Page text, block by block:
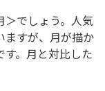
＞でしょう。人気
ますが、月が描か
。月と対比した